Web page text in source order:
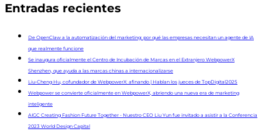
Entradas recientes
De OpenClaw a la automatización del marketing: por qué las empresas necesitan un agente de IA
que realmente funcione
Se inaugura oficialmente el Centro de Incubación de Marcas en el Extranjero WebpowerX
Shenzhen, que ayuda a las marcas chinas a internacionalizarse
Liu-Cheng Hu, cofundador de WebpowerX: afinando | Hablan los jueces de TopDigital2025
Webpower se convierte oficialmente en WebpowerX, abriendo una nueva era de marketing
inteligente
AIGC Creating Fashion Future Together - Nuestro CEO Liu Yun fue invitado a asistir a la Conferencia
2023 World Design Capital